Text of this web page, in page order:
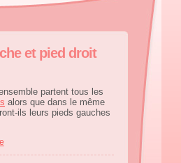
et pied droit
partent tous les
alors que dans le même
ils leurs pieds gauches